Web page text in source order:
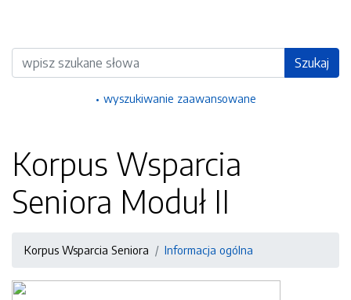
Wyszukiwarka Szukaj
wyszukiwanie zaawansowane
Korpus Wsparcia
Seniora Moduł II
Korpus Wsparcia Seniora Informacja ogólna